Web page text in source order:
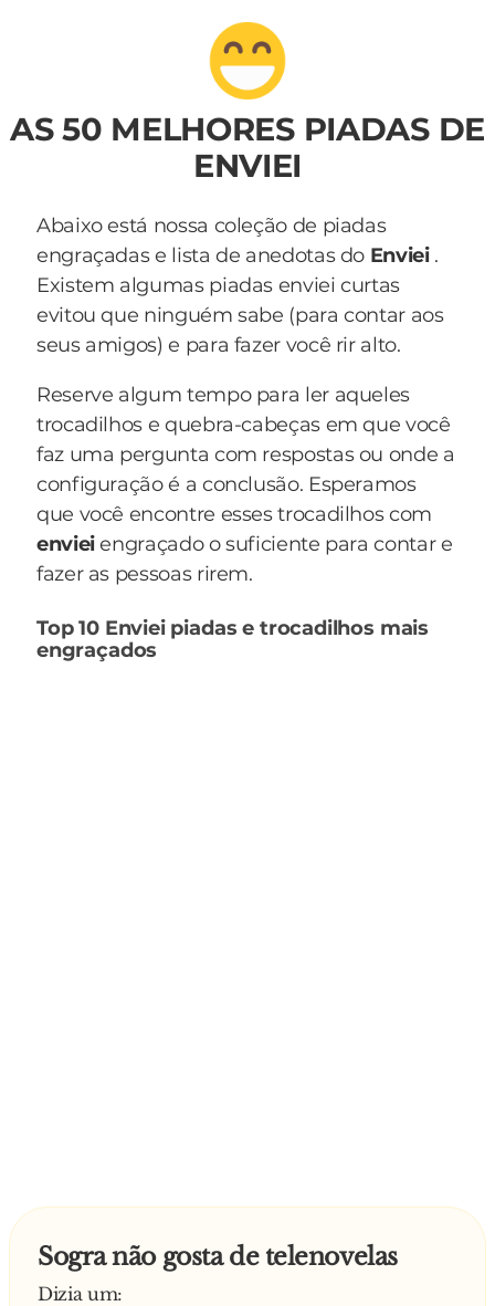
AS 50 MELHORES PIADAS DE
ENVIEI
Abaixo está nossa coleção de piadas
engraçadas e lista de anedotas do Enviei.
Existem algumas piadas enviei curtas
evitou que ninguém sabe (para contar aos
seus amigos) e para fazer você rir alto.
Reserve algum tempo para ler aqueles
trocadilhos e quebra-cabeças em que você
faz uma pergunta com respostas ou onde a
configuração é a conclusão. Esperamos
que você encontre esses trocadilhos com
envieiengraçado o suficiente para contar e
fazer as pessoas rirem.
Top 10 Enviei piadas e trocadilhos mais
engraçados
Sogra não gosta de telenovelas
Dizia um: